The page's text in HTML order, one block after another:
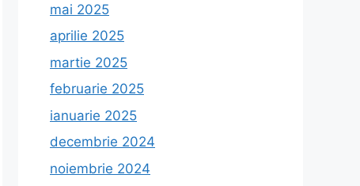
mai 2025
aprilie 2025
martie 2025
februarie 2025
ianuarie 2025
decembrie 2024
noiembrie 2024